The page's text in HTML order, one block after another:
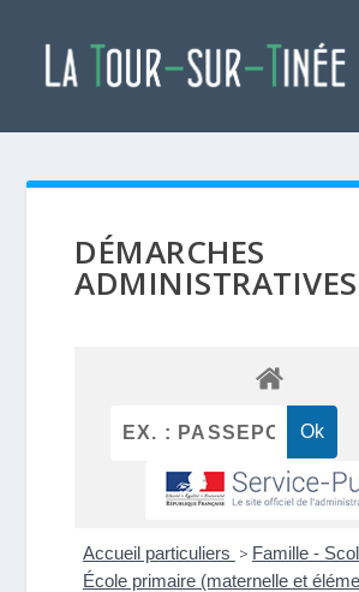
DÉMARCHES
ADMINISTRATIVES
Accueil particuliers > Famille -
École primaire (maternelle et